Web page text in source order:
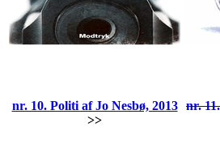
nr. 10. Politi af Jo Nesbø, 2013
>>
nr.